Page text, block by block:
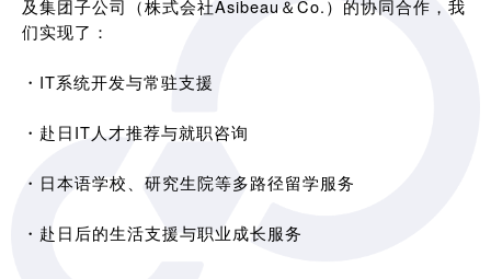
及集团子公司（株式会社Asibeau＆Co.）的协同合作，我
们实现了：
・IT系统开发与常驻支援
・赴日IT人才推荐与就职咨询
・日本语学校、研究生院等多路径留学服务
・赴日后的生活支援与职业成长服务